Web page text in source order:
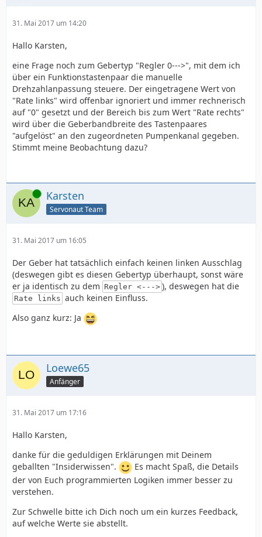
31. Mai 2017 um 14:20
Hallo Karsten,
eine Frage noch zum Gebertyp "Regler 0--->", mit dem ich
über ein Funktionstastenpaar die manuelle
Drehzahlanpassung steuere. Der eingetragene Wert von
"Rate links" wird offenbar ignoriert und immer rechnerisch
auf "0" gesetzt und der Bereich bis zum Wert "Rate rechts"
wird über die Geberbandbreite des Tastenpaares
"aufgelöst" an den zugeordneten Pumpenkanal gegeben.
Stimmt meine Beobachtung dazu?
Online Karsten
Servonaut Team
31. Mai 2017 um 16:05
Der Geber hat tatsächlich einfach keinen linken Ausschlag
(deswegen gibt es diesen Gebertyp überhaupt, sonst wäre
er ja identisch zu dem Regler <---> ), deswegen hat die
Rate links auch keinen Einfluss.
Also ganz kurz: Ja
Loewe65
Anfänger
31. Mai 2017 um 17:16
Hallo Karsten,
danke für die geduldigen Erklärungen mit Deinem
geballten "Insiderwissen".
Es macht Spaß, die Details
der von Euch programmierten Logiken immer besser zu
verstehen.
Zur Schwelle bitte ich Dich noch um ein kurzes Feedback,
auf welche Werte sie abstellt.